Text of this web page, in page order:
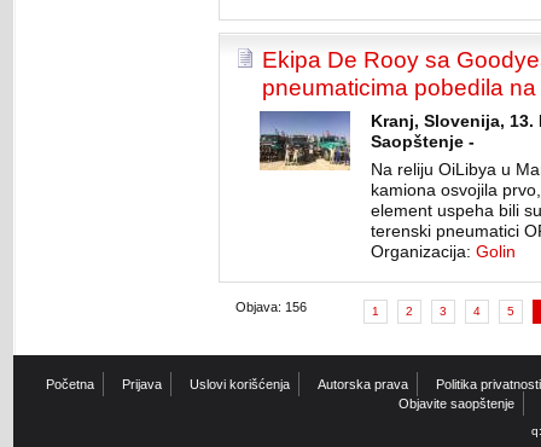
Ekipa De Rooy sa
pneumaticima pobedila
Kranj, Slovenija, 13.
Saopštenje -
Na reliju OiLibya u
kamiona osvojila
element uspeha bili
terenski pneumatici
Organizacija: Golin
1 2 3 4 5
Objava: 156
Početna Prijava Uslovi korišćenja Autorska prava
Politika privatnosti
Objavite saopštenje